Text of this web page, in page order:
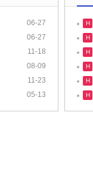
06-27
06-27
11-18
08-09
11-23
05-13
H
H
H
H
H
H